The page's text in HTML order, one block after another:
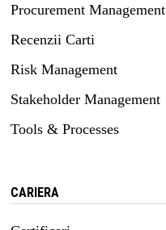
Procurement Management
Recenzii Carti
Risk Management
Stakeholder Management
Tools & Processes
CARIERA